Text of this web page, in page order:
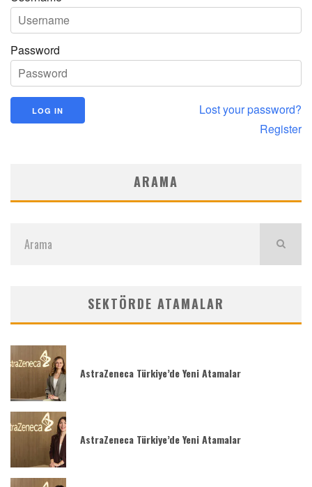
Password
Lost your password?
Register
ARAMA
SEKTÖRDE ATAMALAR
AstraZeneca Türkiye’de Yeni Atamalar
AstraZeneca Türkiye’de Yeni Atamalar